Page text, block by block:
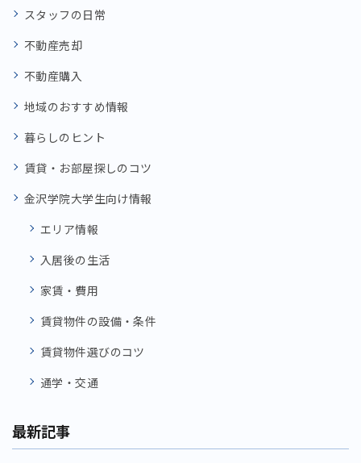
スタッフの日常
不動産売却
不動産購入
地域のおすすめ情報
暮らしのヒント
賃貸・お部屋探しのコツ
金沢学院大学生向け情報
エリア情報
入居後の生活
家賃・費用
賃貸物件の設備・条件
賃貸物件選びのコツ
通学・交通
最新記事